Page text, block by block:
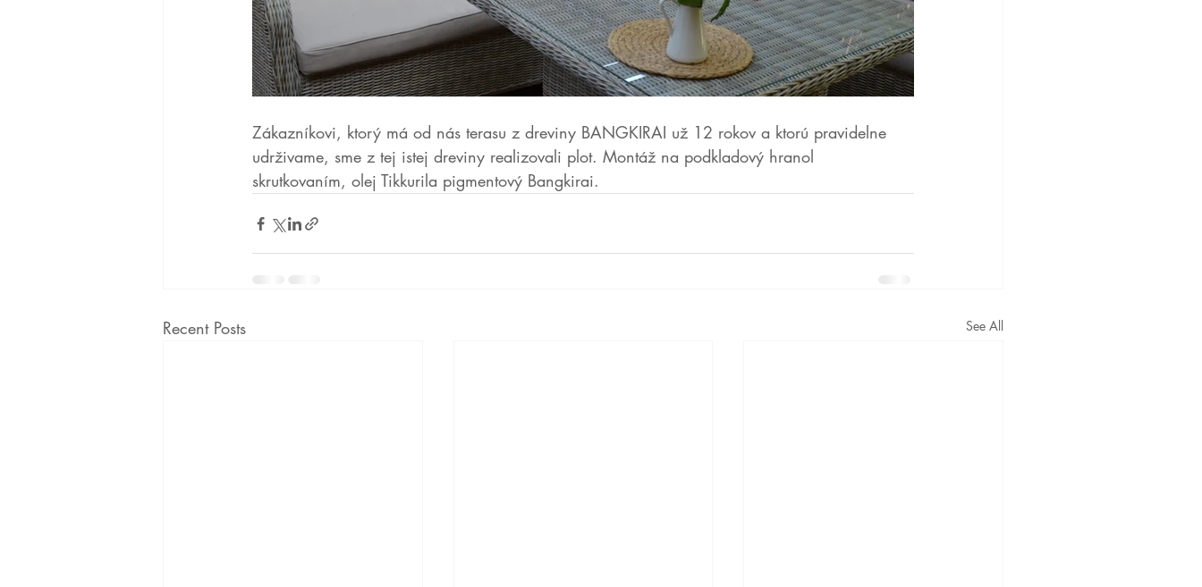
Zákazníkovi, ktorý má od nás terasu z dreviny BANGKIRAI už 12 rokov a ktorú pravidelne
udrživame, sme z tej istej dreviny realizovali plot. Montáž na podkladový hranol
skrutkovaním, olej Tikkurila pigmentový Bangkirai.
Recent Posts See All